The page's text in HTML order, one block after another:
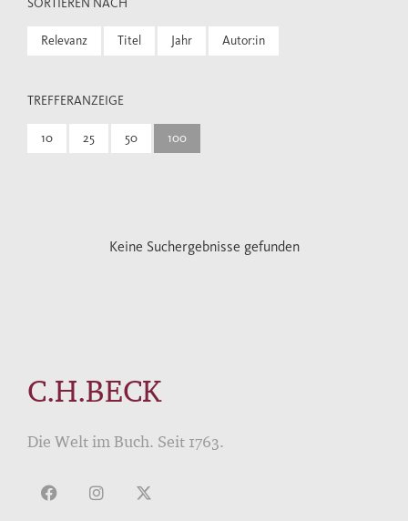
SORTIEREN NACH
Relevanz Titel Jahr Autor:in
TREFFERANZEIGE
10 25 50 100
Keine Suchergebnisse gefunden
C.H.BECK
Die Welt im Buch. Seit 1763.